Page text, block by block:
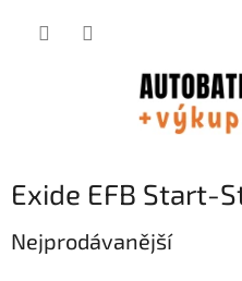
Exide EFB Start-
Nejprodávanější